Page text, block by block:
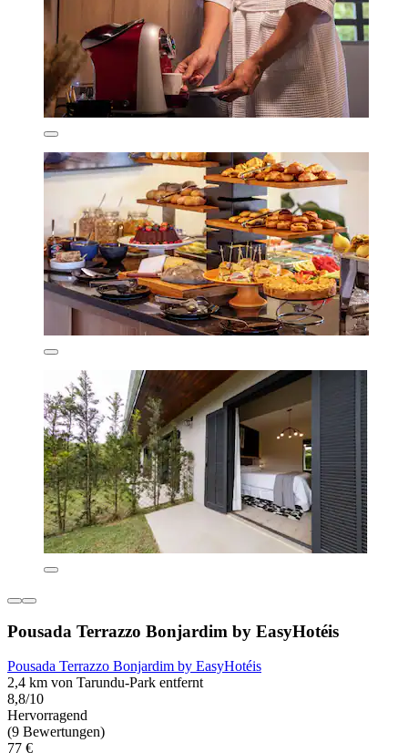
Pousada Terrazzo Bonjardim by EasyHotéis
Pousada Terrazzo Bonjardim by EasyHotéis
2,4 km von Tarundu-Park entfernt
8,8/10
Hervorragend
(9 Bewertungen)
77 €